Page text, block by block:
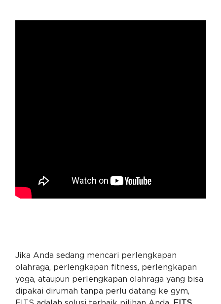
Jika Anda sedang mencari perlengkapan
olahraga, perlengkapan fitness, perlengkapan
yoga, ataupun perlengkapan olahraga yang bisa
dipakai dirumah tanpa perlu datang ke gym,